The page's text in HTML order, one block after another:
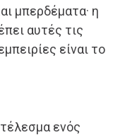
μπερδέματα· η
αυτές τις
είναι το
ενός